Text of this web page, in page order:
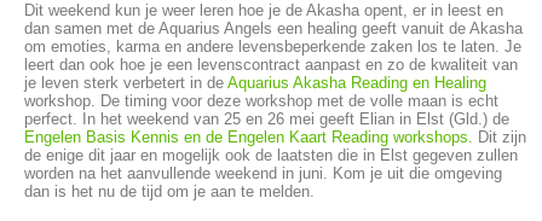
Dit weekend kun je weer leren hoe je de Akasha opent, er in leest en
dan samen met de Aquarius Angels een healing geeft vanuit de Akasha
om emoties, karma en andere levensbeperkende zaken los te laten. Je
leert dan ook hoe je een levenscontract aanpast en zo de kwaliteit van
je leven sterk verbetert in de Aquarius Akasha Reading en Healing
workshop. De timing voor deze workshop met de volle maan is echt
perfect. In het weekend van 25 en 26 mei geeft Elian in Elst (Gld.) de
Engelen Basis Kennis en de Engelen Kaart Reading workshops. Dit zijn
de enige dit jaar en mogelijk ook de laatsten die in Elst gegeven zullen
worden na het aanvullende weekend in juni. Kom je uit die omgeving
dan is het nu de tijd om je aan te melden.